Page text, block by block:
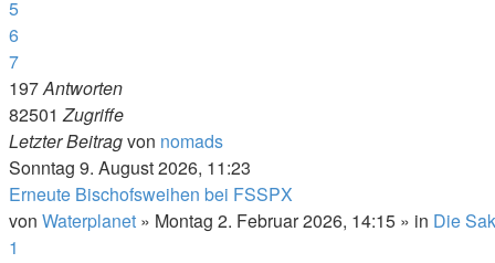
5
6
7
197Antworten
82501Zugriffe
Letzter Beitragvon nomads
Sonntag 9. August 2026, 11:23
Erneute Bischofsweihen bei FSSPX
von Waterplanet » Montag 2. Februar 2026, 14:15 » in Die
1